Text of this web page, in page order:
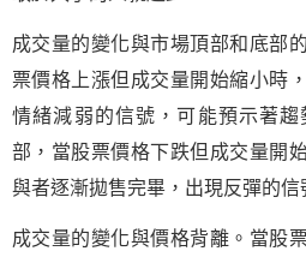
成交量的變化與市場頂部和底部
票價格上漲但成交量開始縮小時
情緒減弱的信號，可能預示著
部，當股票價格下跌但成交量開
與者逐漸拋售完畢，出現反彈的信
成交量的變化與價格背離。當股